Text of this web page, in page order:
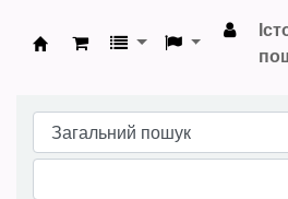
Бібліотека НТШ ›